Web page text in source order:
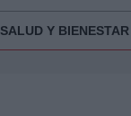
SALUD Y BIENESTAR